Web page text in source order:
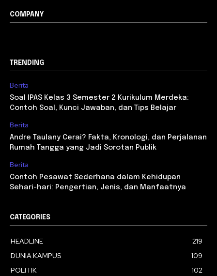
COMPANY
TRENDING
Berita
Soal IPAS Kelas 3 Semester 2 Kurikulum Merdeka:
Contoh Soal, Kunci Jawaban, dan Tips Belajar
Berita
Andre Taulany Cerai? Fakta, Kronologi, dan Perjalanan
Rumah Tangga yang Jadi Sorotan Publik
Berita
Contoh Pesawat Sederhana dalam Kehidupan
Sehari-hari: Pengertian, Jenis, dan Manfaatnya
CATEGORIES
HEADLINE
219
DUNIA KAMPUS
109
POLITIK
102